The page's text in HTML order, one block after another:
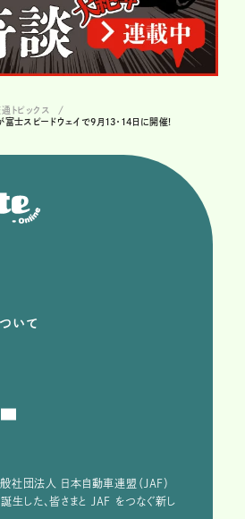
トピックス
富士スピードウェイで9月13・14日に開催!
いて
社団法⼈ ⽇本⾃動⾞連盟（JAF）
⽣した、皆さまと JAF をつなぐ新し